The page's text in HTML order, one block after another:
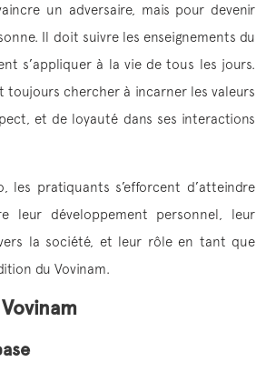
un adversaire, mais pour devenir
Il doit suivre les enseignements du
s’appliquer à la vie de tous les jours.
chercher à incarner les valeurs
et de loyauté dans ses interactions
les pratiquants s’efforcent d’atteindre
leur développement personnel, leur
la société, et leur rôle en tant que
du Vovinam.